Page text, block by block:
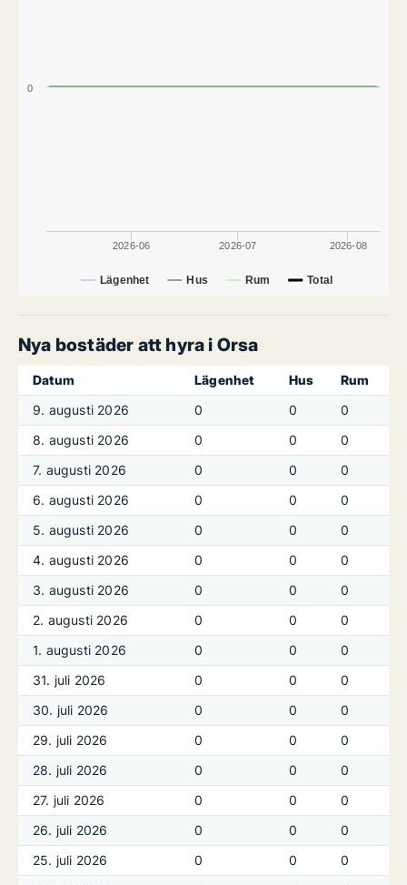
Lägenhet Hus Rum Total
2026-06 2026-07 2026-08
0
Nya bostäder att hyra i Orsa
Datum Lägenhet Hus
Rum
9. augusti 2026
0 0
0
8. augusti 2026
0 0
0
7. augusti 2026
0 0
0
6. augusti 2026
0 0
0
5. augusti 2026
0 0
0
4. augusti 2026
0 0
0
3. augusti 2026
0 0
0
2. augusti 2026
0 0
0
1. augusti 2026
0 0
0
31. juli 2026
0 0
0
30. juli 2026
0 0
0
29. juli 2026
0 0
0
28. juli 2026
0 0
0
27. juli 2026
0 0
0
26. juli 2026
0 0
0
25. juli 2026
0 0
0